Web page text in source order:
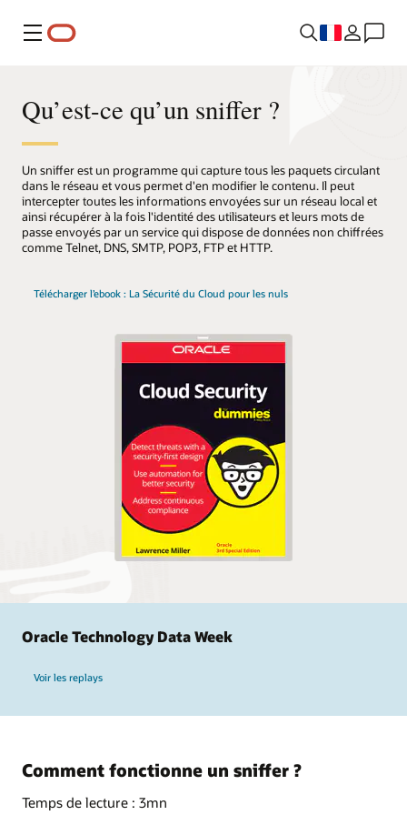
Menu
Qu’est-ce qu’un sniffer ?
Un sniffer est un programme qui capture tous les paquets circulant
dans le réseau et vous permet d'en modifier le contenu. Il peut
intercepter toutes les informations envoyées sur un réseau local et
ainsi récupérer à la fois l'identité des utilisateurs et leurs mots de
passe envoyés par un service qui dispose de données non chiffrées
comme Telnet, DNS, SMTP, POP3, FTP et HTTP.
Télécharger l’ebook : La Sécurité du Cloud pour les nuls
Oracle Technology Data Week
Voir les replays
Comment fonctionne un sniffer ?
Temps de lecture : 3mn